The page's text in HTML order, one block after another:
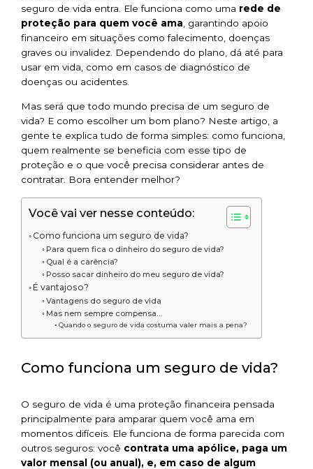
seguro de vida entra. Ele funciona como uma rede de
proteção para quem você ama , garantindo apoio
financeiro em situações como falecimento, doenças
graves ou invalidez. Dependendo do plano, dá até para
usar em vida, como em casos de diagnóstico de
doenças ou acidentes.
Mas será que todo mundo precisa de um seguro de
vida? E como escolher um bom plano? Neste artigo, a
gente te explica tudo de forma simples: como funciona,
quem realmente se beneficia com esse tipo de
proteção e o que você precisa considerar antes de
contratar. Bora entender melhor?
Você vai ver nesse conteúdo:
Como funciona um seguro de vida?
Para quem fica o dinheiro do seguro de vida?
Qual é a carência?
Posso sacar dinheiro do meu seguro de vida?
É vantajoso?
Vantagens do seguro de vida
Mas nem sempre compensa…
Quando o seguro de vida costuma valer mais a pena?
Como funciona um seguro de vida?
O seguro de vida é uma proteção financeira pensada
principalmente para amparar quem você ama em
momentos difíceis. Ele funciona de forma parecida com
outros seguros: você contrata uma apólice, paga um
valor mensal (ou anual), e, em caso de algum